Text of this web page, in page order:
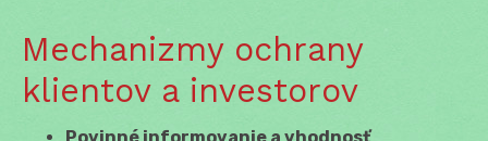
Mechanizmy ochrany
klientov a investorov